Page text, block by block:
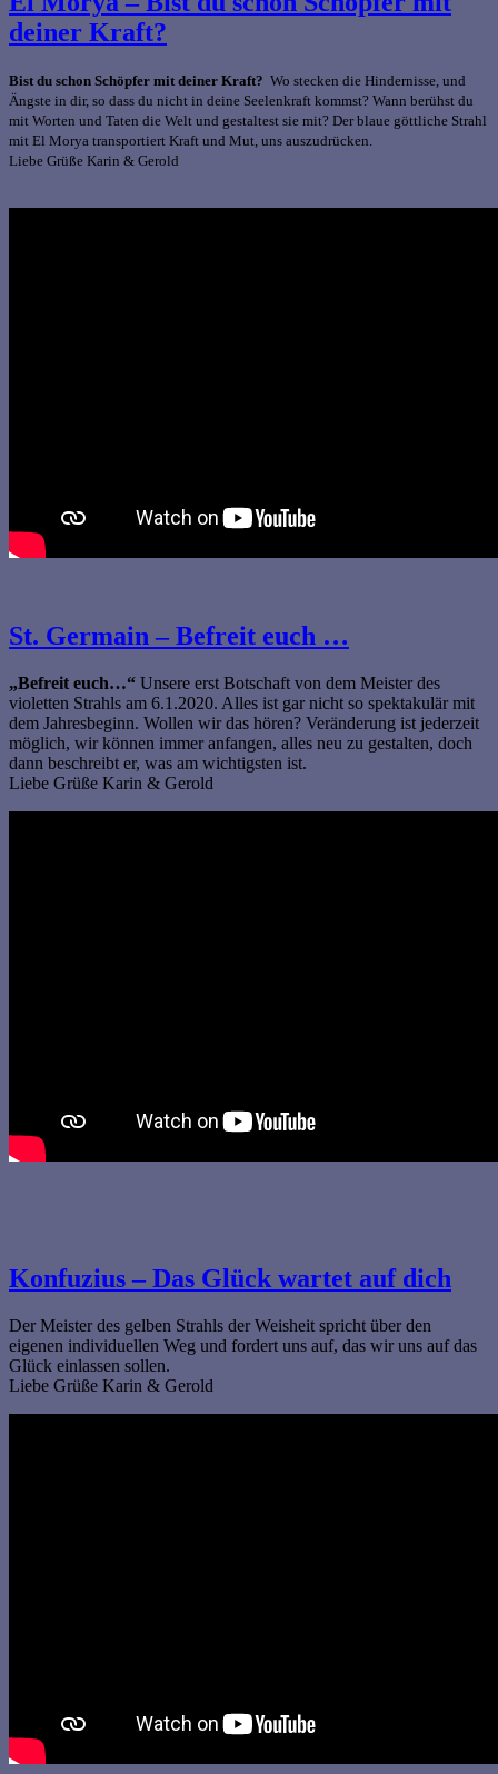
deiner Kraft?
Bist du schon Schöpfer mit deiner Kraft? Wo stecken die Hindernisse, und
Ängste in dir, so dass du nicht in deine Seelenkraft kommst? Wann berühst du
mit Worten und Taten die Welt und gestaltest sie mit? Der blaue göttliche Strahl
mit El Morya transportiert Kraft und Mut, uns auszudrücken.
Liebe Grüße Karin & Gerold
St. Germain – Befreit euch …
„Befreit euch…“ Unsere erst Botschaft von dem Meister des
violetten Strahls am 6.1.2020. Alles ist gar nicht so spektakulär mit
dem Jahresbeginn. Wollen wir das hören? Veränderung ist jederzeit
möglich, wir können immer anfangen, alles neu zu gestalten, doch
dann beschreibt er, was am wichtigsten ist.
Liebe Grüße Karin & Gerold
Konfuzius – Das Glück wartet auf dich
Der Meister des gelben Strahls der Weisheit spricht über den
eigenen individuellen Weg und fordert uns auf, das wir uns auf das
Glück einlassen sollen.
Liebe Grüße Karin & Gerold